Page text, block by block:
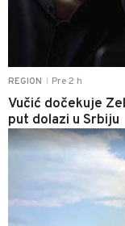
REGION Pre 2 h
Vučić dočekuje
put dolazi u Srbiju